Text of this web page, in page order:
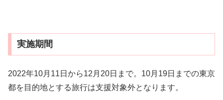
実施期間
2022年10月11日から12月20日まで。10月19日までの東京
都を目的地とする旅行は支援対象外となります。